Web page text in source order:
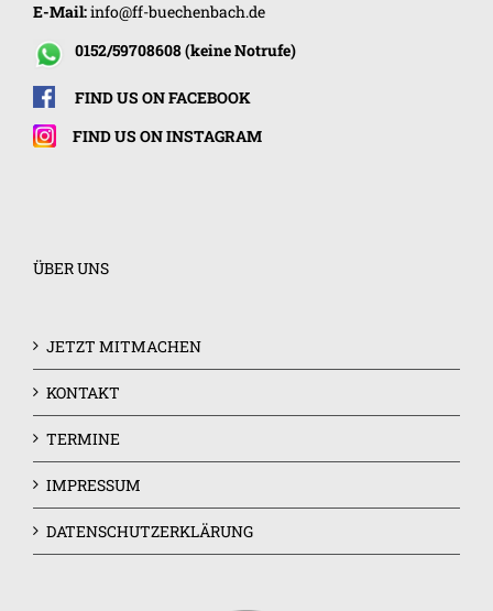
E-Mail:info@ff-buechenbach.de
0152/59708608 (keine Notrufe)
FIND US ON FACEBOOK
FIND US ON INSTAGRAM
ÜBER UNS
JETZT MITMACHEN
KONTAKT
TERMINE
IMPRESSUM
DATENSCHUTZERKLÄRUNG